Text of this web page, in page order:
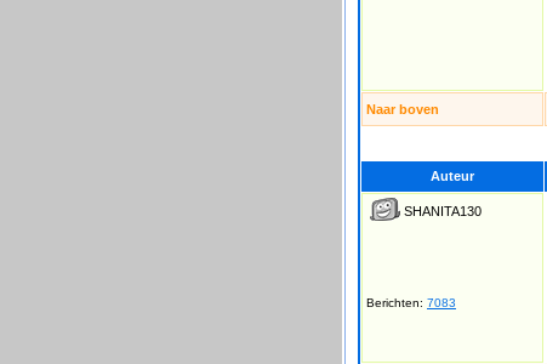
Naar boven
Auteur
SHANITA130
Berichten: 7083